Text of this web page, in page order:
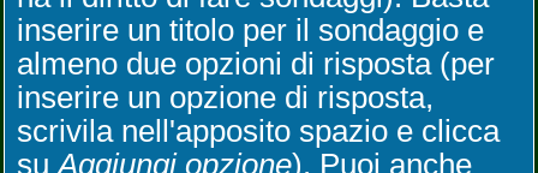
inserire un titolo per il sondaggio e
almeno due opzioni di risposta (per
inserire un opzione di risposta,
scrivila nell'apposito spazio e clicca
suAggiungi opzione). Puoi anche